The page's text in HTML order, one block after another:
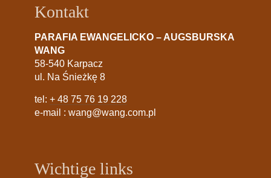
Kontakt
PARAFIA EWANGELICKO – AUGSBURSKA
WANG
58-540 Karpacz
ul. Na Śnieżkę 8
tel: + 48 75 76 19 228
e-mail : wang@wang.com.pl
Wichtige links